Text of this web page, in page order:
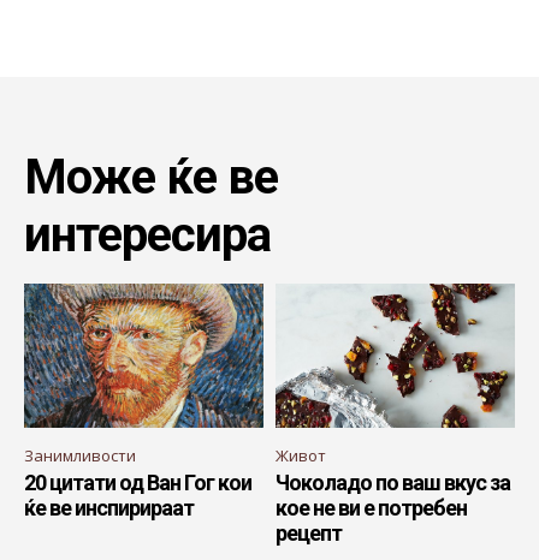
Може ќе ве
интересира
Занимливости
20 цитати од Ван Гог кои
ќе ве инспирираат
Живот
Чоколадо по ваш вкус за
кое не ви е потребен
рецепт